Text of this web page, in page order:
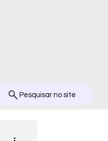
Pesquisar no site